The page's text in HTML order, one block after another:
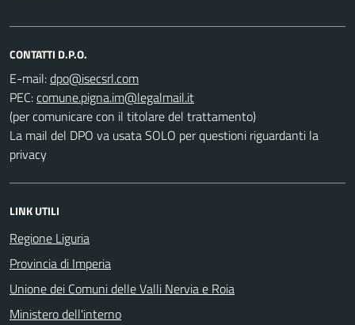
CONTATTI D.P.O.
E-mail:
PEC:
(per comunicare con il titolare del trattamento)
La mail del DPO va usata SOLO per questioni riguardanti la
privacy
LINK UTILI
Regione Liguria
Provincia di Imperia
Unione dei Comuni delle Valli Nervia e Roia
Ministero dell'interno